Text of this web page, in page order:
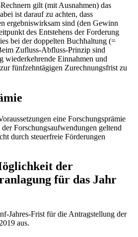
gilt (mit Ausnahmen) das
ist darauf zu achten, dass
ergebniswirksam sind (den Gewinn
des Entstehens der Forderung
bei der doppelten Buchhaltung (=
Zufluss-Abfluss-Prinzip sind
wiederkehrende Einnahmen und
fünfzehntägigen Zurechnungsfrist zu
eine Forschungsprämie
Forschungsaufwendungen geltend
durch steuerfreie Förderungen
der
für das Jahr
Jahres-Frist für die Antragstellung der
aus.